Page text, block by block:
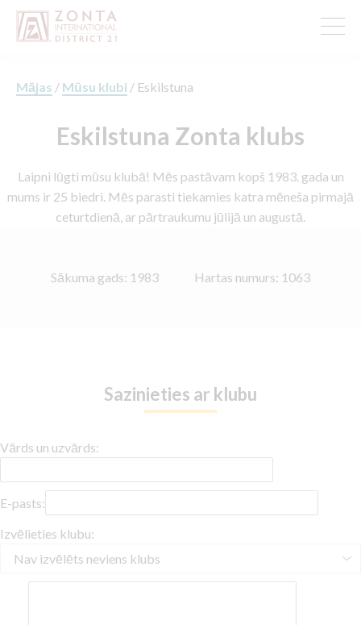
Mājas / Mūsu klubi / Eskilstuna
Eskilstuna Zonta klubs
Laipni lūgti mūsu klubā! Mēs pastāvam kopš 1983. gada un
mums ir 25 biedri. Mēs parasti tiekamies katra mēneša pirmajā
ceturtdienā, ar pārtraukumu jūlijā un augustā.
Sākuma gads: 1983 Hartas numurs: 1063
Sazinieties ar klubu
Vārds un uzvārds:
E-pasts:
Izvēlieties klubu: